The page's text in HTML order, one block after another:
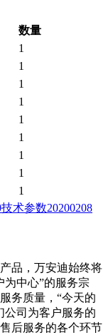
数量
1
1
1
1
1
1
1
1
1
术参数20200208
品，万安迪始终将
为中心”的服务宗
务质量，“今天的
公司为客户服务的
后服务的各个环节